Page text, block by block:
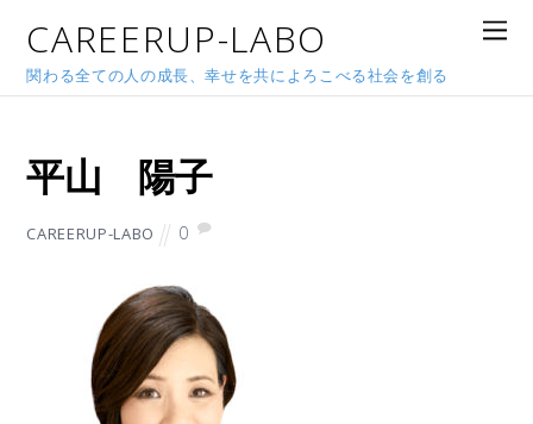
CAREERUP-LABO
関わる全ての人の成長、幸せを共によろこべる社会を創る
平山 陽子
CAREERUP-LABO 0